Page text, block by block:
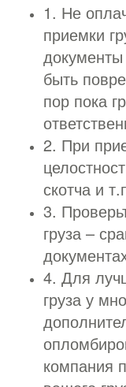
1. Не
приемки
быть
пор пока
2. При
скотча и
3.
груза –
4. Для
груза у
компания